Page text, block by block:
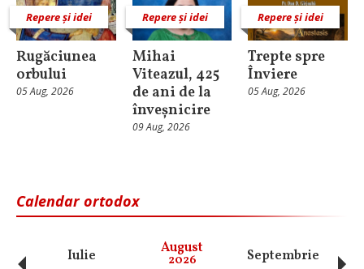
Repere și idei
Rugăciunea
orbului
05 Aug, 2026
Repere și idei
Mihai
Viteazul, 425
de ani de la
înveșnicire
09 Aug, 2026
Repere și idei
Trepte spre
Înviere
05 Aug, 2026
Calendar ortodox
Iulie August
2026 Septembrie